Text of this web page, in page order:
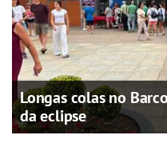
Longas colas no
da eclipse